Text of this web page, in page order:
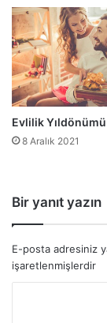
Evlilik
8 Aralık 2021
Bir yanıt yazın
E-posta adresiniz
işaretlenmişlerdir